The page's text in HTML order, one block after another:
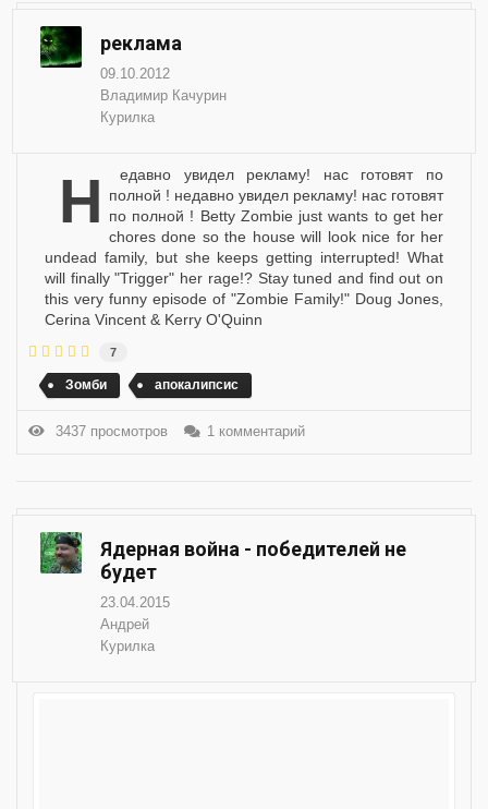
реклама
09.10.2012
Владимир Качурин
Курилка
недавно увидел рекламу! нас готовят по
полной ! недавно увидел рекламу! нас готовят
по полной ! Betty Zombie just wants to get her
chores done so the house will look nice for her
undead family, but she keeps getting interrupted! What
will finally "Trigger" her rage!? Stay tuned and find out on
this very funny episode of "Zombie Family!" Doug Jones,
Cerina Vincent & Kerry O'Quinn
7
Зомби апокалипсис
3437 просмотров 1 комментарий
Ядерная война - победителей не
будет
23.04.2015
Андрей
Курилка